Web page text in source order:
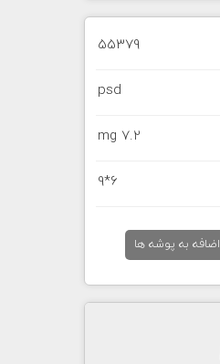
55379
psd
7.2 mg
9*6
اضافه به پوشه ها